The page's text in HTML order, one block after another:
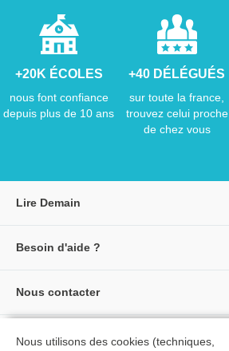
+20K ÉCOLES
nous font confiance
depuis plus de 10 ans
+40 DÉLÉGUÉS
sur toute la france,
trouvez celui proche
de chez vous
Lire Demain
Créer un compte
★ Avis clients vérifiés
Besoin d'aide ?
Livraisons et retours
Nous contacter
Formulaire de contact
Siège social
Tous nos livres
Nous utilisons des cookies (techniques,